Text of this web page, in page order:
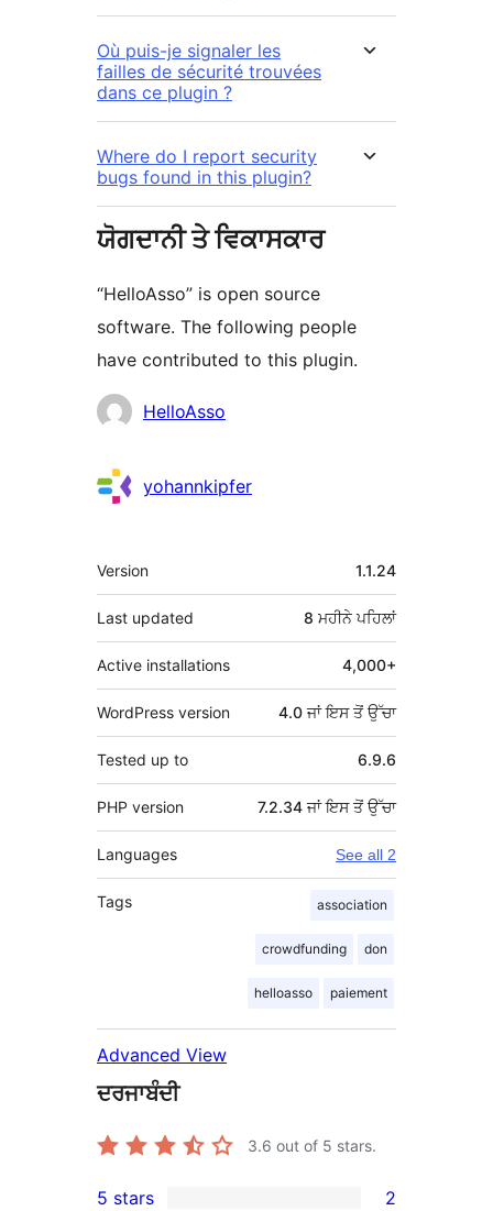
Où puis-je signaler les
failles de sécurité trouvées
dans ce plugin ?
Where do I report security
bugs found in this plugin?
ਯੋਗਦਾਨੀ ਤੇ ਵਿਕਾਸਕਾਰ
“HelloAsso” is open source
software. The following people
have contributed to this plugin.
ਯੋਗਦਾਨੀHelloAsso
yohannkipfer
ਮੈਟਾ
Version 1.1.24
Last updated 8 ਮਹੀਨੇਪਹਿਲਾਂ
Active installations 4,000+
WordPress version 4.0 ਜਾਂ ਇਸ ਤੋਂ ਉੱਚਾ
Tested up to 6.9.6
PHP version 7.2.34 ਜਾਂ ਇਸ ਤੋਂ ਉੱਚਾ
Languages See all 2
Tags association
crowdfunding don
helloasso paiement
Advanced View
ਦਰਜਾਬੰਦੀ
3.6 out of 5 stars.
5 stars 2